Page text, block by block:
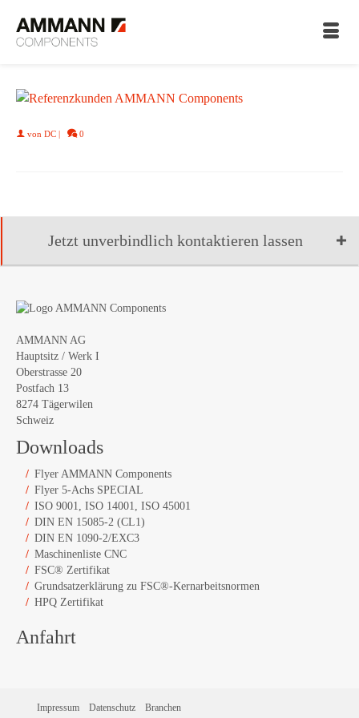
von DC 0
Jetzt unverbindlich kontaktieren lassen
AMMANN AG
Hauptsitz / Werk I
Oberstrasse 20
Postfach 13
8274 Tägerwilen
Schweiz
Downloads
Flyer AMMANN Components
Flyer 5-Achs SPECIAL
ISO 9001, ISO 14001, ISO 45001
DIN EN 15085-2 (CL1)
DIN EN 1090-2/EXC3
Maschinenliste CNC
FSC® Zertifikat
Grundsatzerklärung zu FSC®-Kernarbeitsnormen
HPQ Zertifikat
Anfahrt
Impressum Datenschutz Branchen